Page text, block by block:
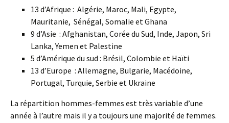
13 d’Afrique : Algérie, Maroc, Mali, Egypte,
Mauritanie, Sénégal, Somalie et Ghana
9 d’Asie : Afghanistan, Corée du Sud, Inde, Japon, Sri
Lanka, Yemen et Palestine
5 d’Amérique du sud : Brésil, Colombie et Haïti
13 d’Europe : Allemagne, Bulgarie, Macédoine,
Portugal, Turquie, Serbie et Ukraine
La répartition hommes-femmes est très variable d’une
année à l’autre mais il y a toujours une majorité de femmes.